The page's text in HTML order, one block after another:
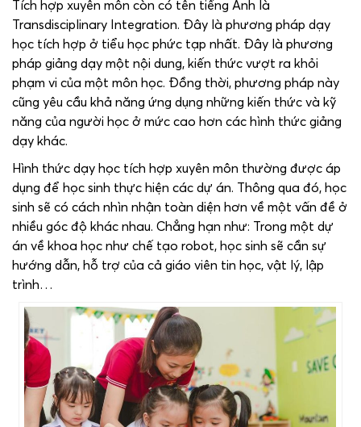
Tích hợp xuyên môn còn có tên tiếng Anh là
Transdisciplinary Integration. Đây là phương pháp dạy
học tích hợp ở tiểu học phức tạp nhất. Đây là phương
pháp giảng dạy một nội dung, kiến thức vượt ra khỏi
phạm vi của một môn học. Đồng thời, phương pháp này
cũng yêu cầu khả năng ứng dụng những kiến thức và kỹ
năng của người học ở mức cao hơn các hình thức giảng
dạy khác.
Hình thức dạy học tích hợp xuyên môn thường được áp
dụng để học sinh thực hiện các dự án. Thông qua đó, học
sinh sẽ có cách nhìn nhận toàn diện hơn về một vấn đề ở
nhiều góc độ khác nhau. Chẳng hạn như: Trong một dự
án về khoa học như chế tạo robot, học sinh sẽ cần sự
hướng dẫn, hỗ trợ của cả giáo viên tin học, vật lý, lập
trình…